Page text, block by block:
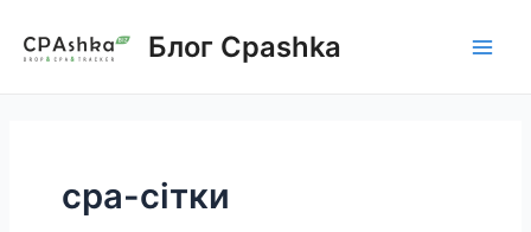
content
Блог Cpashka
cpa-сітки